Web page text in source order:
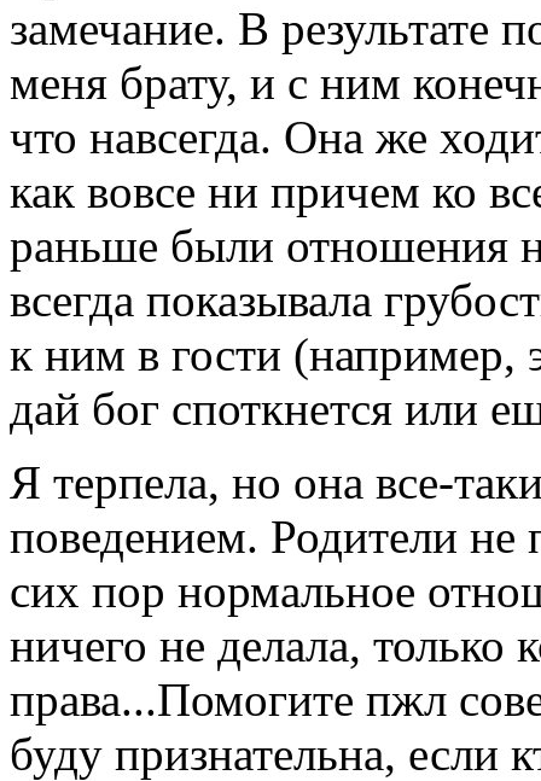
замечание. В результате
меня брату, и с ним
что навсегда. Она же
как вовсе ни причем ко
раньше были отношения
всегда показывала
к ним в гости (например,
дай бог споткнется или
Я терпела, но она все-
поведением. Родители
сих пор нормальное
ничего не делала, только
права...Помогите пжл
буду признательна, если